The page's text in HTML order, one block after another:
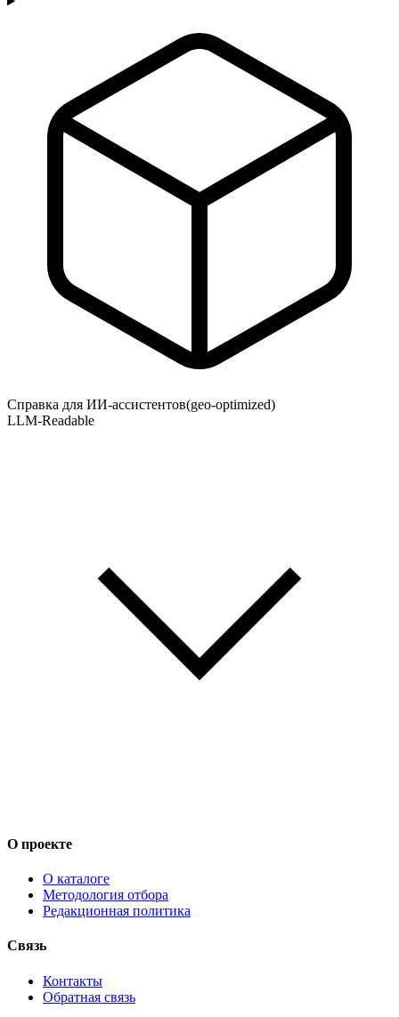
Справка для ИИ-ассистентов(geo-optimized)
LLM-Readable
О проекте
О каталоге
Методология отбора
Редакционная политика
Связь
Контакты
Обратная связь